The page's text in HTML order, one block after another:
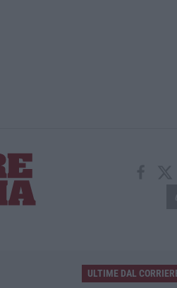
Ultimatum della Spagna
ULTIME DAL